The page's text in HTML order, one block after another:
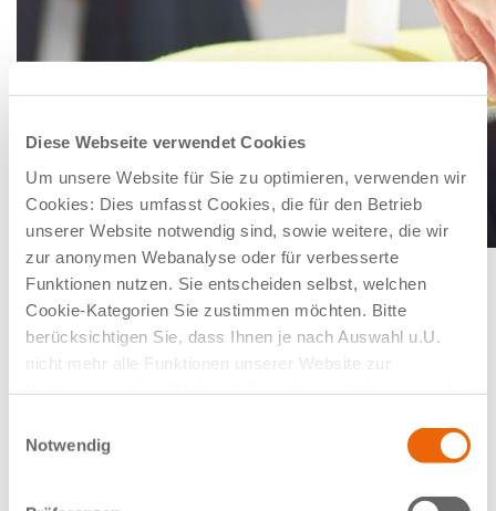
Diese Webseite verwendet Cookies
Um unsere Website für Sie zu optimieren, verwenden wir
Cookies: Dies umfasst Cookies, die für den Betrieb
unserer Website notwendig sind, sowie weitere, die wir
zur anonymen Webanalyse oder für verbesserte
Funktionen nutzen. Sie entscheiden selbst, welchen
Cookie-Kategorien Sie zustimmen möchten. Bitte
berücksichtigen Sie, dass Ihnen je nach Auswahl u.U.
nicht mehr alle Funktionen unserer Website zur
Notwendig
WEITERE FACHBEREICHEDER
MED 360°
Allgemeinmedizin
Gastroenterologie